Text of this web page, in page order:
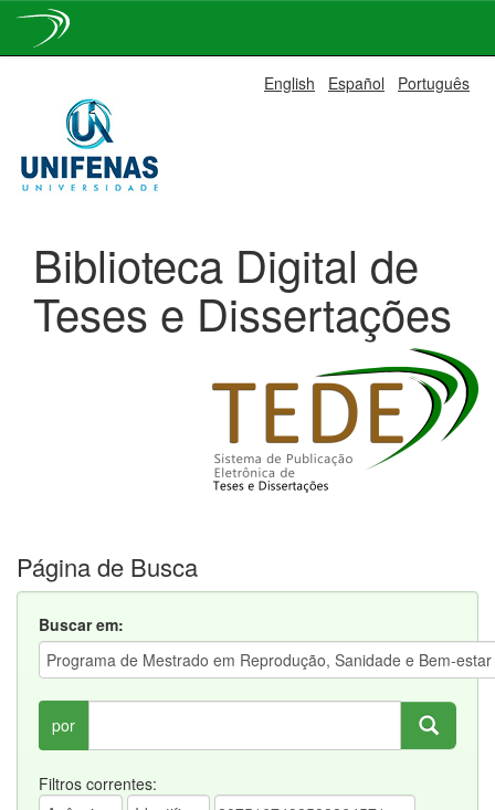
navigation
English Español Português
Biblioteca Digital de
Teses e Dissertações
Página de Busca
Buscar em:
por
Filtros correntes: